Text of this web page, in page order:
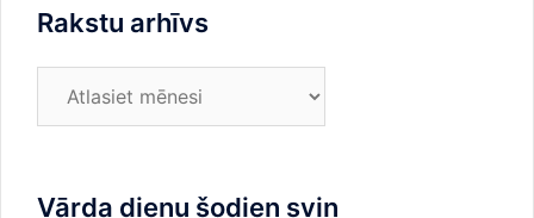
Rakstu arhīvs
Vārda dienu šodien svin